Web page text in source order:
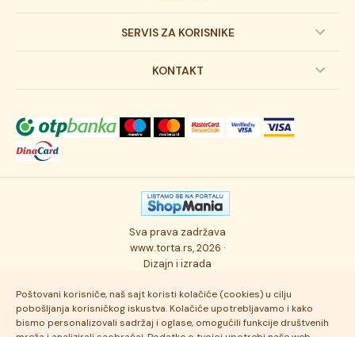
Poštovani korisniče, naš sajt koristi kolačiće (cookies) u cilju
pobošljanja korisničkog iskustva. Kolačiće upotrebljavamo i kako
bismo personalizovali sadržaj i oglase, omogućili funkcije društvenih
Dečije torte
Svadbene torte
Torta klasici
Osmisli tortu
Ukusi torti
SERVIS ZA KORISNIKE
Prijava na newsletter
Dostava robe
Autorska prava
Politika privatnosti
Najčešće postavljana pitanja
KONTAKT
Novosti
Posao
Kontakt
Sva prava zadržava
www.torta.rs, 2026 ·
Dizajn i izrada